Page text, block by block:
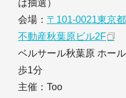
は抽選）
会場： 〒101-0021東京
不動産秋葉原ビル2F
ベルサール秋葉原 ホー
歩1分
主催：Too